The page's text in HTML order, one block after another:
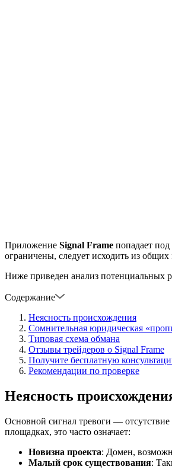
Приложение Signal Frame попадает
ограничены, следует исходить из
Ниже приведен анализ потенциальных
Содержание
Неясность происхождения
Сомнительная юридическая
Типовая схема обмана
Отзывы трейдеров о Signal Frame
Получите бесплатную
Рекомендации по проверке
Неясность
Основной сигнал тревоги —
площадках, это часто означает:
Новизна проекта: Домен,
Малый срок существования: